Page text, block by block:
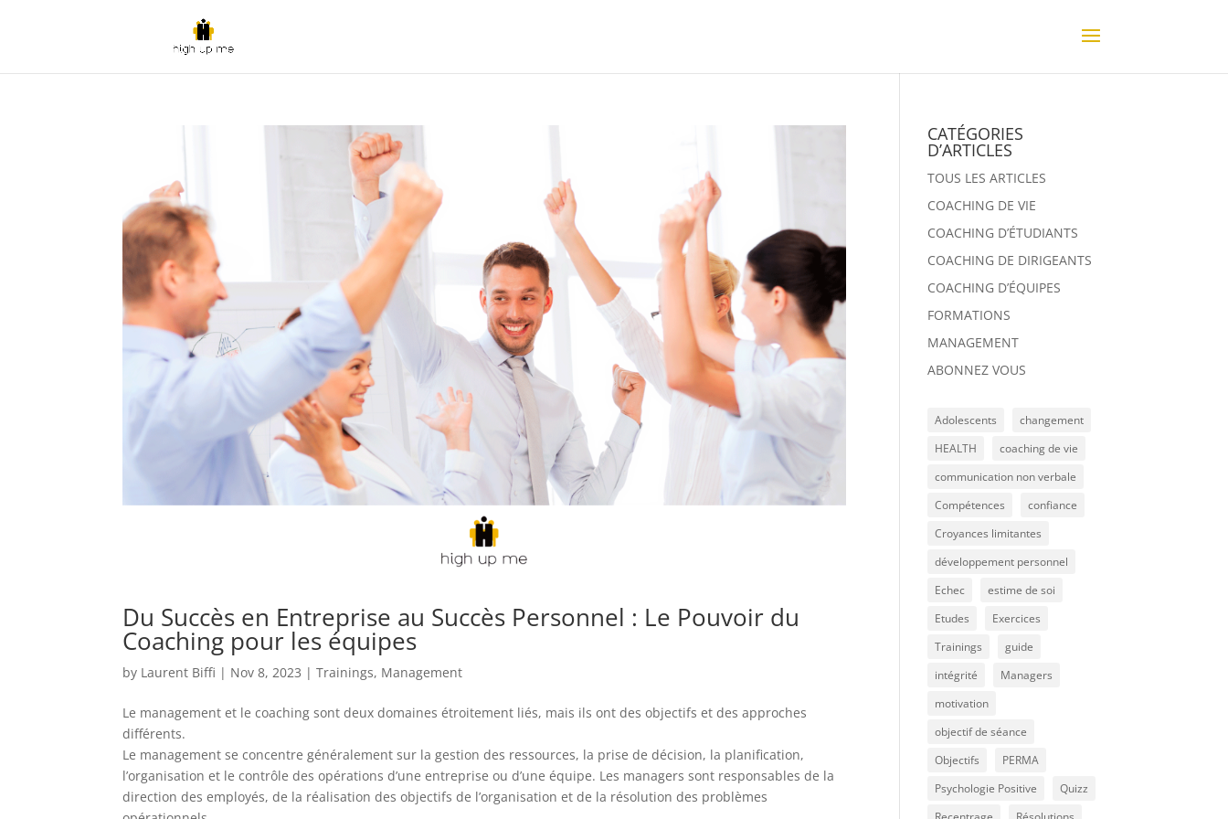
Du Succès en Entreprise au Succès Personnel : Le Pouvoir du
Coaching pour les équipes
by Laurent Biffi | Nov 8, 2023 |Trainings, Management
Le management et le coaching sont deux domaines étroitement liés, mais ils ont des objectifs et des approches
différents.
Le management se concentre généralement sur la gestion des ressources, la prise de décision, la planification,
l’organisation et le contrôle des opérations d’une entreprise ou d’une équipe. Les managers sont responsables de la
direction des employés, de la réalisation des objectifs de l’organisation et de la résolution des problèmes
CATÉGORIES
D’ARTICLES
TOUS LES ARTICLES
COACHING DE VIE
COACHING D’ÉTUDIANTS
COACHING DE DIRIGEANTS
COACHING D’ÉQUIPES
FORMATIONS
MANAGEMENT
ABONNEZ VOUS
Adolescents
changement
HEALTH
coaching de vie
communication non verbale
Compétences
confiance
Croyances limitantes
développement personnel
Echec
estime de soi
Etudes
Exercices
Trainings
guide
intégrité
Managers
motivation
objectif de séance
Objectifs
PERMA
Psychologie Positive
Quizz